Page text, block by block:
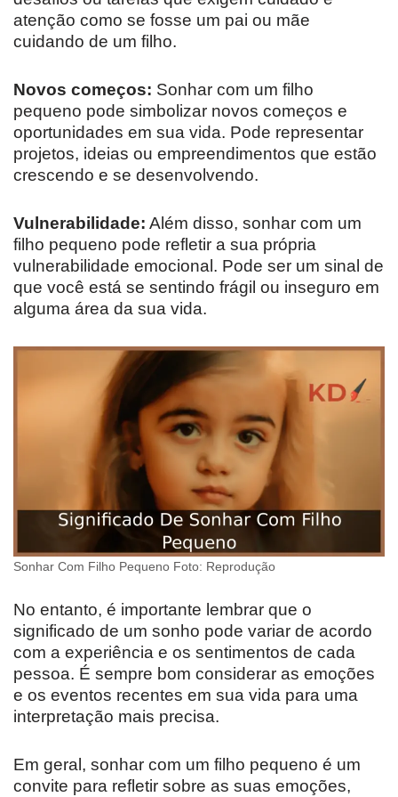
atenção como se fosse um pai ou mãe
cuidando de um filho.
Novos começos: Sonhar com um filho
pequeno pode simbolizar novos começos e
oportunidades em sua vida. Pode representar
projetos, ideias ou empreendimentos que estão
crescendo e se desenvolvendo.
Vulnerabilidade: Além disso, sonhar com um
filho pequeno pode refletir a sua própria
vulnerabilidade emocional. Pode ser um sinal de
que você está se sentindo frágil ou inseguro em
alguma área da sua vida.
Sonhar Com Filho Pequeno Foto: Reprodução
No entanto, é importante lembrar que o
significado de um sonho pode variar de acordo
com a experiência e os sentimentos de cada
pessoa. É sempre bom considerar as emoções
e os eventos recentes em sua vida para uma
interpretação mais precisa.
Em geral, sonhar com um filho pequeno é um
convite para refletir sobre as suas emoções,